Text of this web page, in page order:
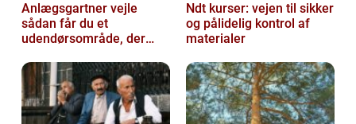
Anlægsgartner vejle
sådan får du et
udendørsområde, der
Ndt kurser: vejen til sikker
og pålidelig kontrol af
materialer